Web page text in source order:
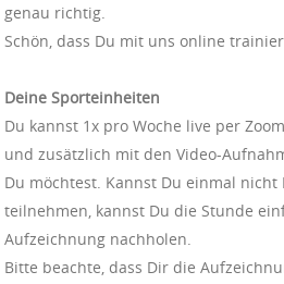
genau richtig.
Schön, dass Du mit uns online
Deine Sporteinheiten
Du kannst 1x pro Woche live per
und zusätzlich mit den Video-
Du möchtest. Kannst Du einmal nicht
teilnehmen, kannst Du die Stunde
Aufzeichnung nachholen.
Bitte beachte, dass Dir die